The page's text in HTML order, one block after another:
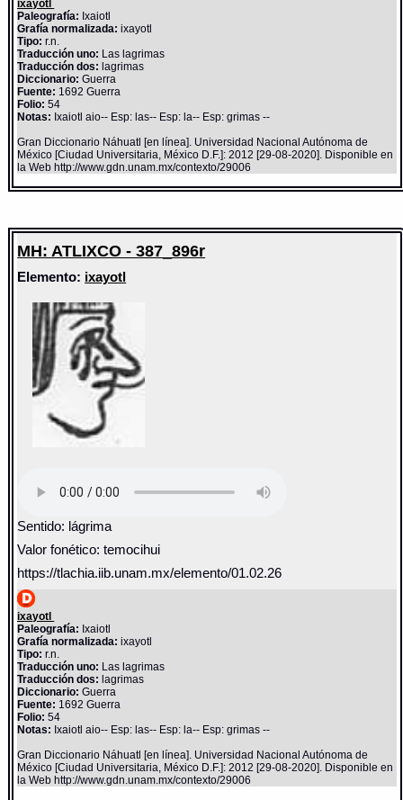
ixayotl
Paleografía: Ixaiotl
Grafía normalizada: ixayotl
Tipo: r.n.
Traducción uno: Las lagrimas
Traducción dos: lagrimas
Diccionario:Guerra
Fuente: 1692 Guerra
Folio: 54
Notas: Ixaiotl aio-- Esp: las-- Esp: la-- Esp: grimas --
Gran Diccionario Náhuatl [en línea]. Universidad Nacional Autónoma de
México [Ciudad Universitaria, México D.F.]: 2012 [29-08-2020]. Disponible en
la Web http://www.gdn.unam.mx/contexto/29006
MH: ATLIXCO - 387_896r
Elemento: ixayotl
Sentido: lágrima
Valor fonético: temocihui
https://tlachia.iib.unam.mx/elemento/01.02.26
ixayotl
Paleografía: Ixaiotl
Grafía normalizada: ixayotl
Tipo: r.n.
Traducción uno: Las lagrimas
Traducción dos: lagrimas
Diccionario:Guerra
Fuente: 1692 Guerra
Folio: 54
Notas: Ixaiotl aio-- Esp: las-- Esp: la-- Esp: grimas --
Gran Diccionario Náhuatl [en línea]. Universidad Nacional Autónoma de
México [Ciudad Universitaria, México D.F.]: 2012 [29-08-2020]. Disponible en
la Web http://www.gdn.unam.mx/contexto/29006